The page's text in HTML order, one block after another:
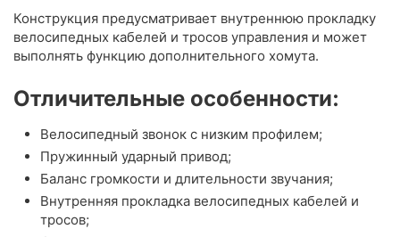
Конструкция предусматривает внутреннюю прокладку
велосипедных кабелей и тросов управления и может
выполнять функцию дополнительного хомута.
Отличительные особенности:
Велосипедный звонок с низким профилем;
Пружинный ударный привод;
Баланс громкости и длительности звучания;
Внутренняя прокладка велосипедных кабелей и
тросов;